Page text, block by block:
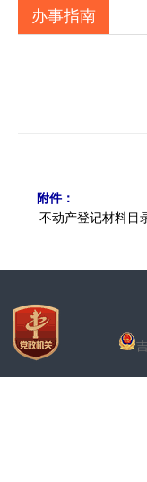
办事指南
附件：
不动产登记材料目